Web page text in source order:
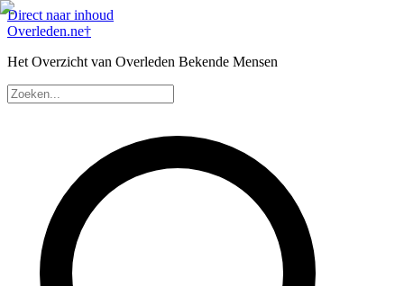
Direct naar inhoud
Overleden.ne†
Het Overzicht van Overleden Bekende Mensen